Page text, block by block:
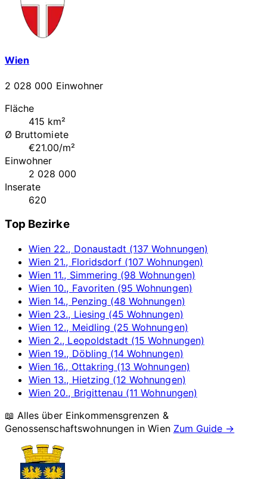
Wien
2 028 000 Einwohner
Fläche
415 km²
Ø Bruttomiete
€21.00/m²
Einwohner
2 028 000
Inserate
620
Top Bezirke
Wien 22., Donaustadt (137 Wohnungen)
Wien 21., Floridsdorf (107 Wohnungen)
Wien 11., Simmering (98 Wohnungen)
Wien 10., Favoriten (95 Wohnungen)
Wien 14., Penzing (48 Wohnungen)
Wien 23., Liesing (45 Wohnungen)
Wien 12., Meidling (25 Wohnungen)
Wien 2., Leopoldstadt (15 Wohnungen)
Wien 19., Döbling (14 Wohnungen)
Wien 16., Ottakring (13 Wohnungen)
Wien 13., Hietzing (12 Wohnungen)
Wien 20., Brigittenau (11 Wohnungen)
📖 Alles über Einkommensgrenzen &
Genossenschaftswohnungen inWien Zum Guide →